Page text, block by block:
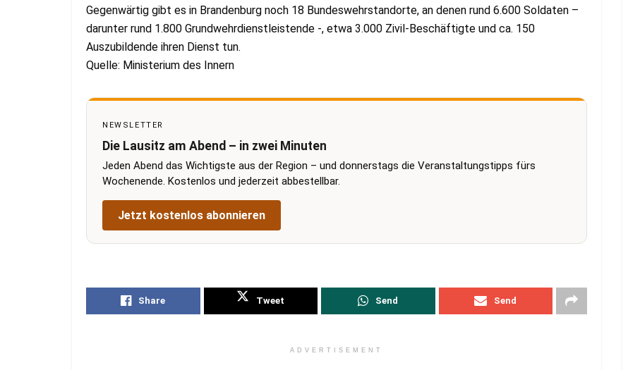
Gegenwärtig gibt es in Brandenburg noch 18 Bundeswehrstandorte, an denen rund 6.600 Soldaten –
darunter rund 1.800 Grundwehrdienstleistende -, etwa 3.000 Zivil-Beschäftigte und ca. 150
Auszubildende ihren Dienst tun.
Quelle: Ministerium des Innern
NEWSLETTER
Die Lausitz am Abend – in zwei Minuten
Jeden Abend das Wichtigste aus der Region – und donnerstags die Veranstaltungstipps fürs
Wochenende. Kostenlos und jederzeit abbestellbar.
Jetzt kostenlos abonnieren
Share Tweet Send Send
ADVERTISEMENT